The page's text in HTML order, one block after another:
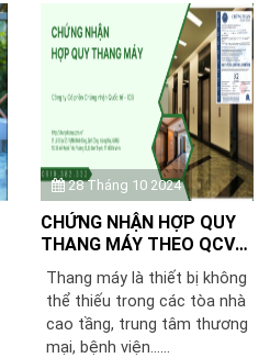
28 Tháng 10 2024
CHỨNG NHẬN HỢP QUY
THANG MÁY THEO QCVN
02:2019/BLĐTBXH
Thang máy là thiết bị không
thể thiếu trong các tòa nhà
cao tầng, trung tâm thương
mại, bệnh viện…...